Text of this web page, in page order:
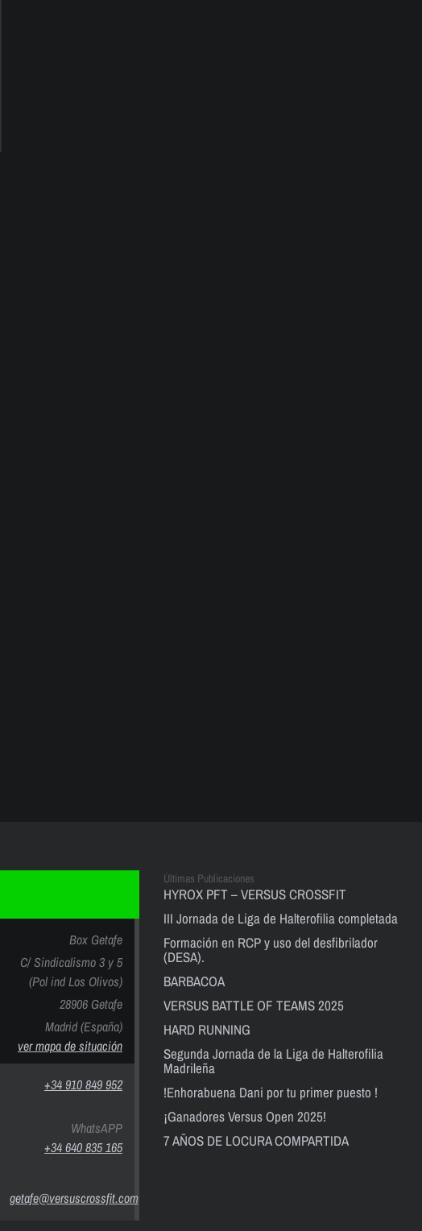
Box Getafe
C/ Sindicalismo 3 y 5
(Pol ind Los Olivos)
28906 Getafe
Madrid (España)
ver mapa de situación
+34 910 849 952
WhatsAPP
+34 640 835 165
getafe@versuscrossfit.com
Últimas Publicaciones
HYROX PFT – VERSUS CROSSFIT
III Jornada de Liga de Halterofilia completada
Formación en RCP y uso del desfibrilador
(DESA).
BARBACOA
VERSUS BATTLE OF TEAMS 2025
HARD RUNNING
Segunda Jornada de la Liga de Halterofilia
Madrileña
!Enhorabuena Dani por tu primer puesto !
¡Ganadores Versus Open 2025!
7 AÑOS DE LOCURA COMPARTIDA